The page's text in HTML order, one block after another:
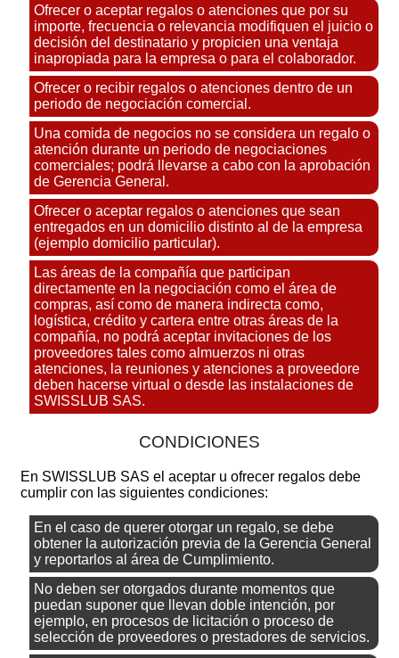
Ofrecer o aceptar regalos o atenciones que por su
importe, frecuencia o relevancia modifiquen el juicio o
decisión del destinatario y propicien una ventaja
inapropiada para la empresa o para el colaborador.
Ofrecer o recibir regalos o atenciones dentro de un
periodo de negociación comercial.
Una comida de negocios no se considera un regalo o
atención durante un periodo de negociaciones
comerciales; podrá llevarse a cabo con la aprobación
de Gerencia General.
Ofrecer o aceptar regalos o atenciones que sean
entregados en un domicilio distinto al de la empresa
(ejemplo domicilio particular).
Las áreas de la compañía que participan
directamente en la negociación como el área de
compras, así como de manera indirecta como,
logística, crédito y cartera entre otras áreas de la
compañía, no podrá aceptar invitaciones de los
proveedores tales como almuerzos ni otras
atenciones, la reuniones y atenciones a proveedore
deben hacerse virtual o desde las instalaciones de
SWISSLUB SAS.
CONDICIONES
En SWISSLUB SAS el aceptar u ofrecer regalos debe
cumplir con las siguientes condiciones:
En el caso de querer otorgar un regalo, se debe
obtener la autorización previa de la Gerencia General
y reportarlos al área de Cumplimiento.
No deben ser otorgados durante momentos que
puedan suponer que llevan doble intención, por
ejemplo, en procesos de licitación o proceso de
selección de proveedores o prestadores de servicios.